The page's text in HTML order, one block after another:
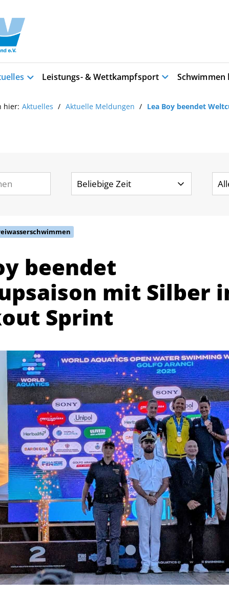
Leistungs- & Wettkampfsport Schwimmen
hier: Aktuelles Aktuelle Meldungen Lea Boy beendet
beendet
mit Silber
Sprint
Schwimmsport
Abteilungen
Schwimmen
Freiwasserschwimmen
Wasserspringen
Wasserball
Synchronschwimmen
Masterssport